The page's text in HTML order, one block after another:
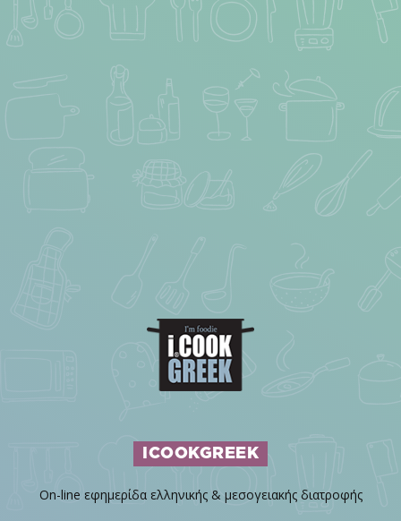
ICOOKGREEK
On-line εφημερίδα ελληνικής & μεσογειακής διατροφής